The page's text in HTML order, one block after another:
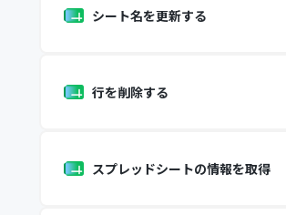
シート名を更新する
行を削除する
スプレッドシートの情報を取得